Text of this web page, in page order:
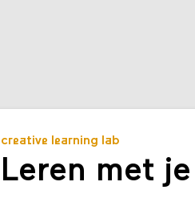
creative learning lab
Leren met